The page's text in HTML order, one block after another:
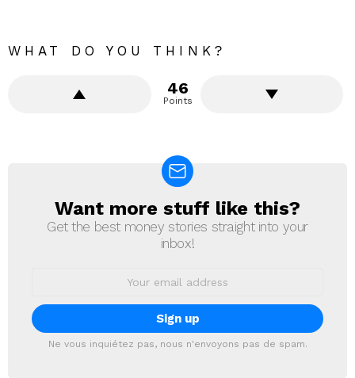
WHAT DO YOU THINK?
46
Points
NEWSLETTER
Want more stuff like this?
Get the best money stories straight into your
inbox!
Ne vous inquiétez pas, nous n'envoyons pas de spam.